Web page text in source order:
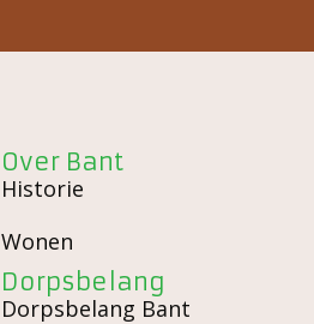
Over Bant
Historie
Wonen
Dorpsbelang
Dorpsbelang Bant